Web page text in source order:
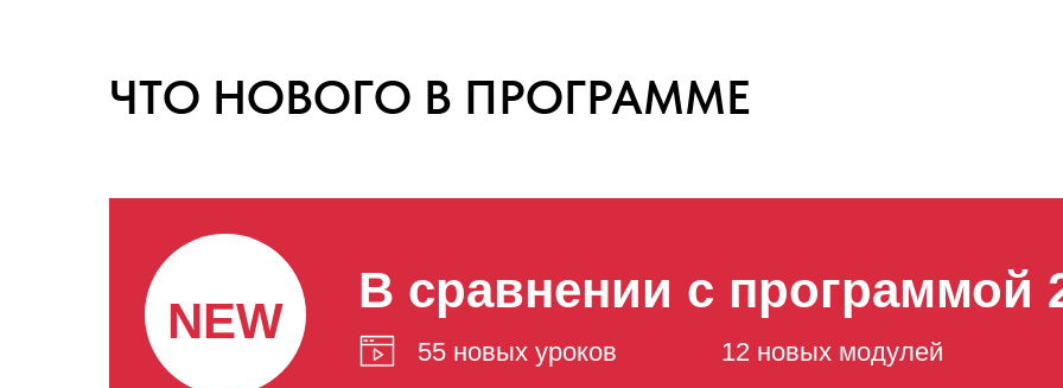
ЧТО НОВОГО В ПРОГРАММЕ
12 новых модулей
55 новых уроков
В сравнении с программой
NEW